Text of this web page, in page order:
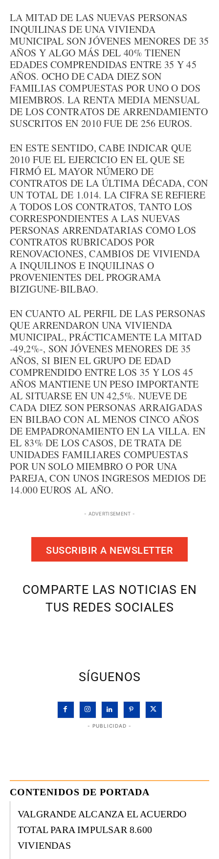
LA MITAD DE LAS NUEVAS PERSONAS
INQUILINAS DE UNA VIVIENDA
MUNICIPAL SON JÓVENES MENORES DE 35
AÑOS Y ALGO MÁS DEL 40% TIENEN
EDADES COMPRENDIDAS ENTRE 35 Y 45
AÑOS. OCHO DE CADA DIEZ SON
FAMILIAS COMPUESTAS POR UNO O DOS
MIEMBROS. LA RENTA MEDIA MENSUAL
DE LOS CONTRATOS DE ARRENDAMIENTO
SUSCRITOS EN 2010 FUE DE 256 EUROS.
EN ESTE SENTIDO, CABE INDICAR QUE
2010 FUE EL EJERCICIO EN EL QUE SE
FIRMÓ EL MAYOR NÚMERO DE
CONTRATOS DE LA ÚLTIMA DÉCADA, CON
UN TOTAL DE 1.014. LA CIFRA SE REFIERE
A TODOS LOS CONTRATOS, TANTO LOS
CORRESPONDIENTES A LAS NUEVAS
PERSONAS ARRENDATARIAS COMO LOS
CONTRATOS RUBRICADOS POR
RENOVACIONES, CAMBIOS DE VIVIENDA
A INQUILINOS E INQUILINAS O
PROVENIENTES DEL PROGRAMA
BIZIGUNE-BILBAO.
EN CUANTO AL PERFIL DE LAS PERSONAS
QUE ARRENDARON UNA VIVIENDA
MUNICIPAL, PRÁCTICAMENTE LA MITAD
-49,2%-, SON JÓVENES MENORES DE 35
AÑOS, SI BIEN EL GRUPO DE EDAD
COMPRENDIDO ENTRE LOS 35 Y LOS 45
AÑOS MANTIENE UN PESO IMPORTANTE
AL SITUARSE EN UN 42,5%. NUEVE DE
CADA DIEZ SON PERSONAS ARRAIGADAS
EN BILBAO CON AL MENOS CINCO AÑOS
DE EMPADRONAMIENTO EN LA VILLA. EN
EL 83% DE LOS CASOS, DE TRATA DE
UNIDADES FAMILIARES COMPUESTAS
POR UN SOLO MIEMBRO O POR UNA
PAREJA, CON UNOS INGRESOS MEDIOS DE
14.000 EUROS AL AÑO.
- ADVERTISEMENT -
SUSCRIBIR A NEWSLETTER
COMPARTE LAS NOTICIAS EN
TUS REDES SOCIALES
SÍGUENOS
- PUBLICIDAD -
CONTENIDOS DE PORTADA
VALGRANDE ALCANZA EL ACUERDO
TOTAL PARA IMPULSAR 8.600
VIVIENDAS